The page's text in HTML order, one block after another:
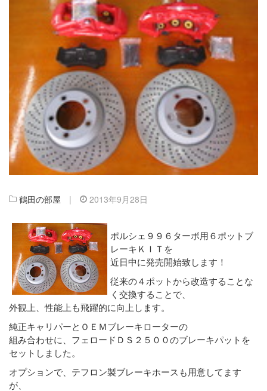
鶴田の部屋 | 2013年9月28日
ポルシェ９９６ターボ用６ポットブ
レーキＫＩＴを
近日中に発売開始致します！
従来の４ポットから改造することな
く交換することで、
外観上、性能上も飛躍的に向上します。
純正キャリパーとＯＥＭブレーキローターの
組み合わせに、フェロードＤＳ２５００のブレーキパットを
セットしました。
オプションで、テフロン製ブレーキホースも用意してます
が、